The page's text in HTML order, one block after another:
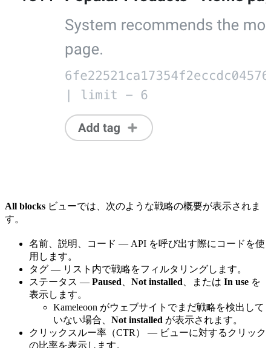
All blocks ビューでは、次のような戦略の概要が表示されま
す。
名前、説明、コード — API を呼び出す際にコードを使
用します。
タグ — リスト内で戦略をフィルタリングします。
ステータス — Paused Not installed 、または In use を
表示します。
Kameleoon がウェブサイトでまだ戦略を検出して
いない場合、 Not installed が表示されます。
クリックスルー率（CTR） — ビューに対するクリック
の比率を表示します。